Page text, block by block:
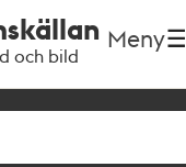
och bild
Meny